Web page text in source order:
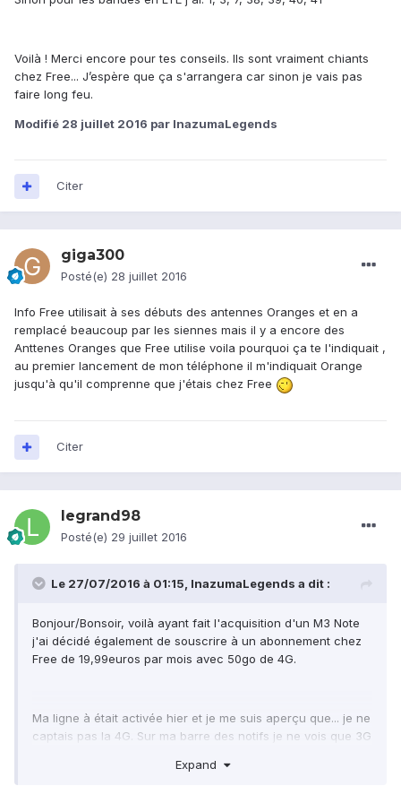
Voilà ! Merci encore pour tes conseils. Ils sont vraiment chiants
chez Free... J’espère que ça s'arrangera car sinon je vais pas
faire long feu.
Modifié 28 juillet 2016 par InazumaLegends
Citer
giga300
Posté(e) 28 juillet 2016
Info Free utilisait à ses débuts des antennes Oranges et en a
remplacé beaucoup par les siennes mais il y a encore des
Anttenes Oranges que Free utilise voila pourquoi ça te l'indiquait ,
au premier lancement de mon téléphone il m'indiquait Orange
jusqu'à qu'il comprenne que j'étais chez Free
Citer
legrand98
Posté(e) 29 juillet 2016
Le 27/07/2016 à 01:15, InazumaLegends a dit :
Bonjour/Bonsoir, voilà ayant fait l'acquisition d'un M3 Note
j'ai décidé également de souscrire à un abonnement chez
Free de 19,99euros par mois avec 50go de 4G.
Ma ligne à était activée hier et je me suis aperçu que... je ne
captais pas la 4G. Sur ma barre des notifs je ne vois que 3G
Expand